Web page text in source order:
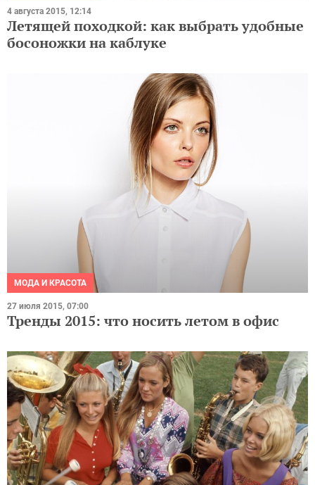
4 августа 2015, 12:14
Летящей походкой: как выбрать удобные
босоножки на каблуке
МОДА И КРАСОТА
27 июля 2015, 07:00
Тренды 2015: что носить летом в офис